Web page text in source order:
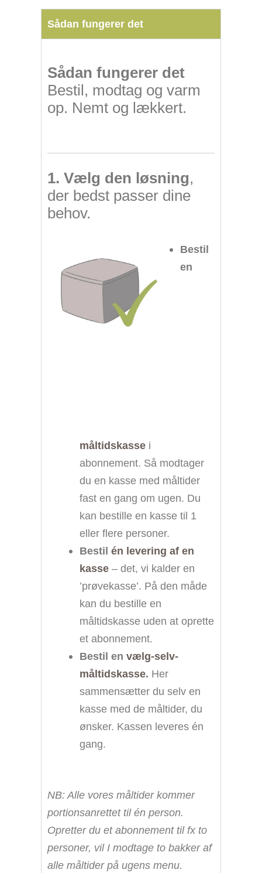
Sådan fungerer det
Sådan fungerer det
Bestil, modtag og varm
op. Nemt og lækkert.
1. Vælg den løsning,
der bedst passer dine
behov.
Bestil
en
måltidskasse i
abonnement. Så modtager
du en kasse med måltider
fast en gang om ugen. Du
kan bestille en kasse til 1
eller flere personer.
Bestil én levering af en
kasse – det, vi kalder en
’prøvekasse’. På den måde
kan du bestille en
måltidskasse uden at oprette
et abonnement.
Bestil en vælg-selv-
måltidskasse. Her
sammensætter du selv en
kasse med de måltider, du
ønsker. Kassen leveres én
gang.
NB: Alle vores måltider kommer
portionsanrettet til én person.
Opretter du et abonnement til fx to
personer, vil I modtage to bakker af
alle måltider på ugens menu.